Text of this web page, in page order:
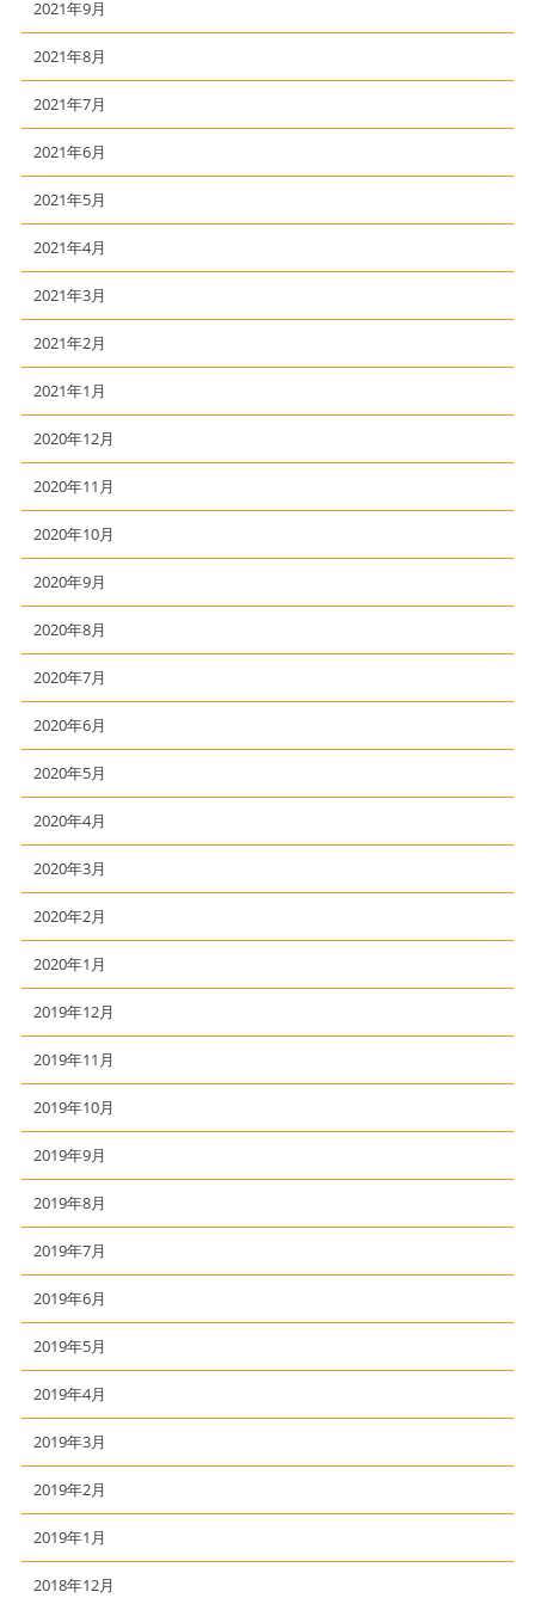
2021年9月
2021年8月
2021年7月
2021年6月
2021年5月
2021年4月
2021年3月
2021年2月
2021年1月
2020年12月
2020年11月
2020年10月
2020年9月
2020年8月
2020年7月
2020年6月
2020年5月
2020年4月
2020年3月
2020年2月
2020年1月
2019年12月
2019年11月
2019年10月
2019年9月
2019年8月
2019年7月
2019年6月
2019年5月
2019年4月
2019年3月
2019年2月
2019年1月
2018年12月